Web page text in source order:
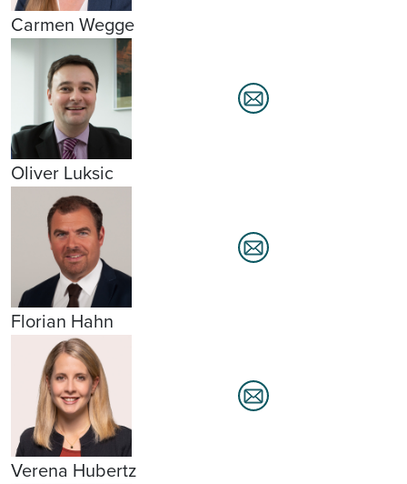
Carmen Wegge
Oliver Luksic
Florian Hahn
Verena Hubertz